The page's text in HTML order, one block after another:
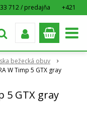
712 / predajňa
+421
bežecká obuv
W Timp 5 GTX gray
5 GTX gray